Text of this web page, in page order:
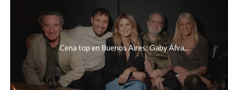
Cena top en Buenos Aires: Gaby Álva...